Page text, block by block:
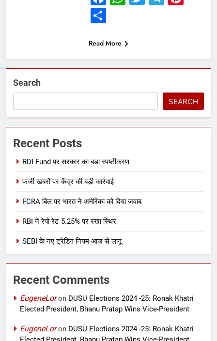
Share
Read More
Search
SEARCH
Recent Posts
RDI Fund पर सरकार का बड़ा स्पष्टीकरण
फर्जी खबरों पर केंद्र की बड़ी कार्रवाई
FCRA बिल पर भारत ने अमेरिका को दिया जवाब
RBI ने रेपो रेट 5.25% पर रखा स्थिर
SEBI के नए ट्रेडिंग नियम आज से लागू
Recent Comments
EugeneLoron DUSU Elections 2024 -25: Ronak Khatri
Elected President, Bhanu Pratap Wins Vice-President
EugeneLoron DUSU Elections 2024 -25: Ronak Khatri